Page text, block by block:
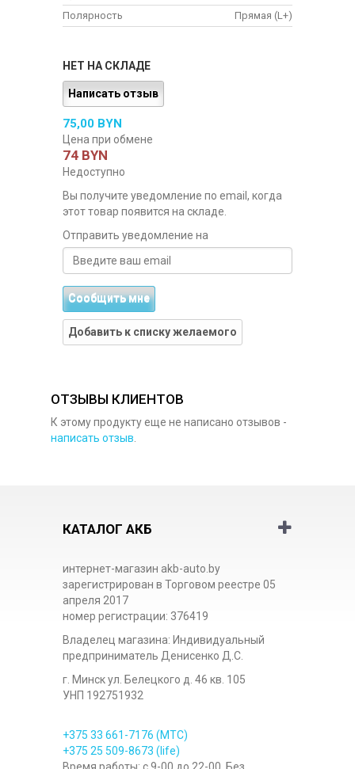
Полярность
Прямая (L+)
НЕТ НА СКЛАДЕ
Написать отзыв
75,00 BYN
Цена при обмене
74 BYN
Недоступно
Вы получите уведомление по email, когда
этот товар появится на складе.
Отправить уведомление на
Сообщить мне
Добавить к списку желаемого
ОТЗЫВЫ КЛИЕНТОВ
К этому продукту еще не написано отзывов -
написать отзыв
КАТАЛОГ АКБ
интернет-магазин akb-auto.by
зарегистрирован в Торговом реестре 05
апреля 2017
номер регистрации: 376419
Владелец магазина: Индивидуальный
предприниматель Денисенко Д.С.
г. Минск ул. Белецкого д. 46 кв. 105
УНП 192751932
+375 33 661-7176 (МТС)
+375 25 509-8673 (life)
Время работы: с 9-00 до 22-00. Без